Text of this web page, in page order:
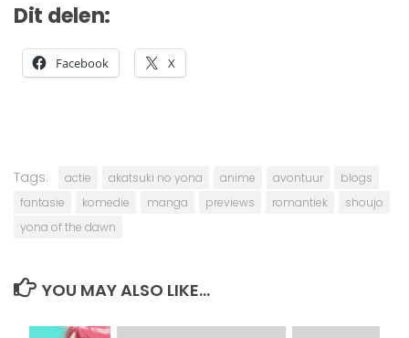
Dit delen:
Facebook X
Tags: actie akatsuki no yona anime avontuur
blogs
fantasie
komedie manga previews romantiek
shoujo
yona of the dawn
YOU MAY ALSO LIKE...